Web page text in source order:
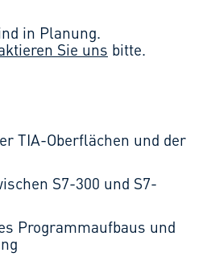
TIA-Oberflächen und der
S7-300 und S7-
Programmaufbaus und
in Planung.
Sie uns bitte.